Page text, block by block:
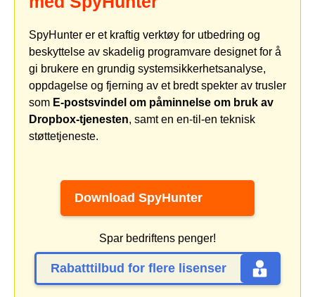
SpyHunter er et kraftig verktøy for utbedring og
beskyttelse av skadelig programvare designet for å
gi brukere en grundig systemsikkerhetsanalyse,
oppdagelse og fjerning av et bredt spekter av trusler
som E-postsvindel om påminnelse om bruk av
Dropbox-tjenesten, samt en en-til-en teknisk
støttetjeneste.
Download SpyHunter
Spar bedriftens penger!
Rabatttilbud for flere lisenser